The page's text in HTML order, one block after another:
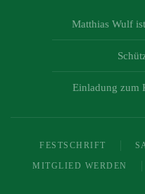
Matthias Wulf
Einladung zum
FESTSCHRIFT
MITGLIED WERDEN